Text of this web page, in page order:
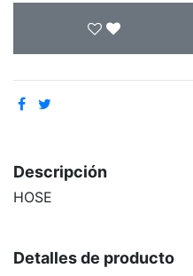
Descripción
HOSE
Detalles de producto